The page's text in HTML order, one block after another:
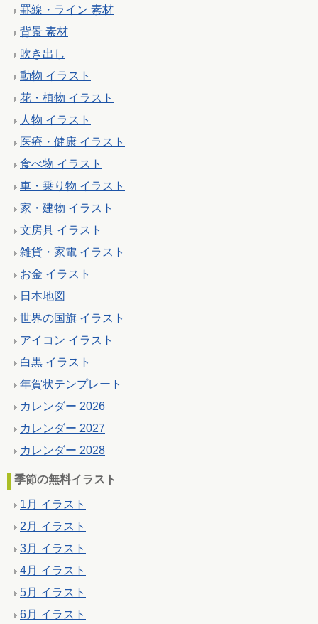
罫線・ライン 素材
背景 素材
吹き出し
動物 イラスト
花・植物 イラスト
人物 イラスト
医療・健康 イラスト
食べ物 イラスト
車・乗り物 イラスト
家・建物 イラスト
文房具 イラスト
雑貨・家電 イラスト
お金 イラスト
日本地図
世界の国旗 イラスト
アイコン イラスト
白黒 イラスト
年賀状テンプレート
カレンダー 2026
カレンダー 2027
カレンダー 2028
季節の無料イラスト
1月 イラスト
2月 イラスト
3月 イラスト
4月 イラスト
5月 イラスト
6月 イラスト